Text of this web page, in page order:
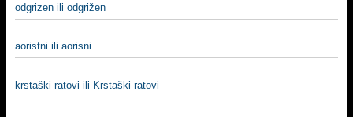
odgrizen ili odgrižen
aoristni ili aorisni
krstaški ratovi ili Krstaški ratovi